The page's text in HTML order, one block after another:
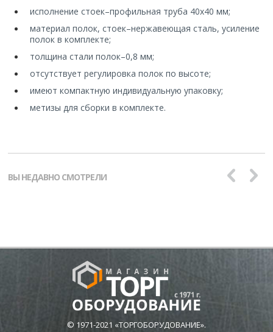
исполнение стоек–профильная труба 40х40 мм;
материал полок, стоек–нержавеющая сталь, усиление
полок в комплекте;
толщина стали полок–0,8 мм;
отсутствует регулировка полок по высоте;
имеют компактную индивидуальную упаковку;
метизы для сборки в комплекте.
ВЫ НЕДАВНО СМОТРЕЛИ
© 1971-2021 «ТОРГОБОРУДОВАНИЕ».